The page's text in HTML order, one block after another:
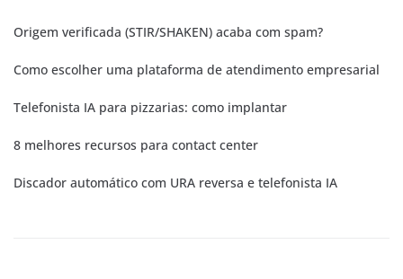
Origem verificada (STIR/SHAKEN) acaba com spam?
Como escolher uma plataforma de atendimento empresarial
Telefonista IA para pizzarias: como implantar
8 melhores recursos para contact center
Discador automático com URA reversa e telefonista IA